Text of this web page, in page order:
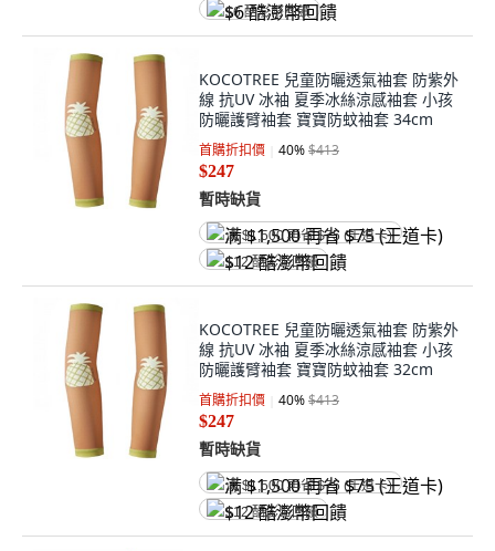
$6 酷澎幣回饋
KOCOTREE 兒童防曬透氣袖套 防紫外
線 抗UV 冰袖 夏季冰絲涼感袖套 小孩
防曬護臂袖套 寶寶防蚊袖套 34cm
首購折扣價 40%$413
$247
暫時缺貨
满 $1,500 再省 $75 (王道卡)
$12 酷澎幣回饋
KOCOTREE 兒童防曬透氣袖套 防紫外
線 抗UV 冰袖 夏季冰絲涼感袖套 小孩
防曬護臂袖套 寶寶防蚊袖套 32cm
首購折扣價 40%$413
$247
暫時缺貨
满 $1,500 再省 $75 (王道卡)
$12 酷澎幣回饋